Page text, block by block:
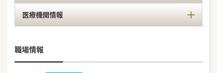
医療機関情報
職場情報